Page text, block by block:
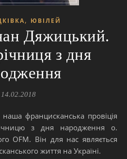
, ЮВІЛЕЙ
Дяжицький.
з дня
14.02.2018
з дня народження о.
OFM. Він для нас являється
життя на Україні.